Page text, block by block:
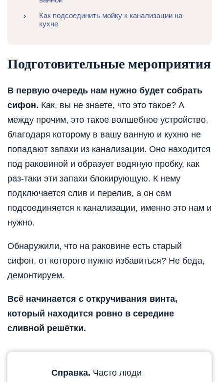
Как подсоединить мойку к канализации на
кухне
Подготовительные мероприятия
В первую очередь нам нужно будет собрать
сифон. Как, вы не знаете, что это такое? А
между прочим, это такое волшебное устройство,
благодаря которому в вашу ванную и кухню не
попадают запахи из канализации. Оно находится
под раковиной и образует водяную пробку, как
раз-таки эти запахи блокирующую. К нему
подключается слив и перелив, а он сам
подсоединяется к канализации, именно это нам и
нужно.
Обнаружили, что на раковине есть старый
сифон, от которого нужно избавиться? Не беда,
демонтируем.
Всё начинается с откручивания винта,
который находится ровно в середине
сливной решётки.
Справка. Часто люди